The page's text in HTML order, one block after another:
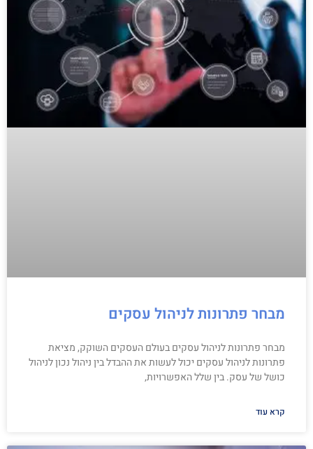
מבחר פתרונות לניהול עסקים
מבחר פתרונות לניהול עסקים בעולם העסקים השוקק, מציאת
פתרונות לניהול עסקים יכול לעשות את ההבדל בין ניהול נכון לניהול
כושל של עסק. בין שלל האפשרויות,
קרא עוד